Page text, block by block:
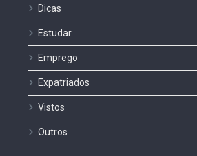
Dicas
Estudar
Emprego
Expatriados
Vistos
Outros